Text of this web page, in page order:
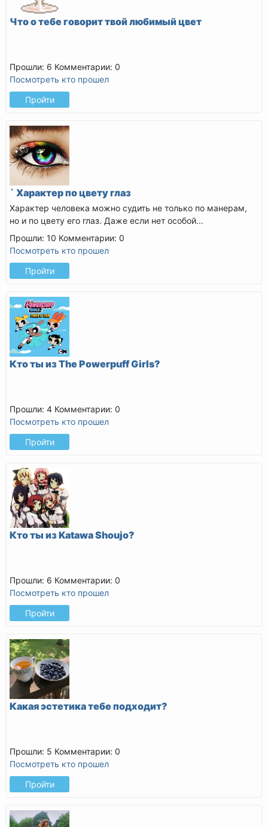
Что о тебе говорит твой любимый цвет
Прошли: 6 Комментарии: 0
Посмотреть кто прошел
Пройти
` Характер по цвету глаз
Характер человека можно судить не только по манерам,
но и по цвету его глаз. Даже если нет особой...
Прошли: 10 Комментарии: 0
Посмотреть кто прошел
Пройти
Кто ты из The Powerpuff Girls?
Прошли: 4 Комментарии: 0
Посмотреть кто прошел
Пройти
Кто ты из Katawa Shoujo?
Прошли: 6 Комментарии: 0
Посмотреть кто прошел
Пройти
Какая эстетика тебе подходит?
Прошли: 5 Комментарии: 0
Посмотреть кто прошел
Пройти